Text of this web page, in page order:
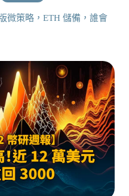
微策略，ETH 儲備，誰會